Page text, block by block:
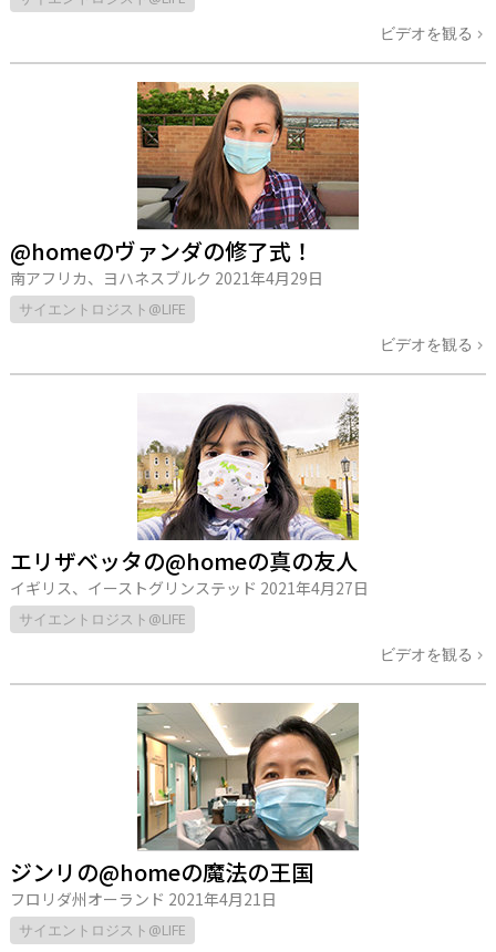
ビデオを観る
@homeのヴァンダの修了式！
南アフリカ、ヨハネスブルク 2021年4月29日
サイエントロジスト@LIFE
ビデオを観る
エリザベッタの@homeの真の友人
イギリス、イーストグリンステッド 2021年4月27日
サイエントロジスト@LIFE
ビデオを観る
ジンリの@homeの魔法の王国
フロリダ州オーランド 2021年4月21日
サイエントロジスト@LIFE